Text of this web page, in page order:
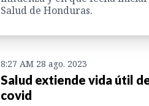
Salud de Honduras.
8:27 AM 28 ago. 2023
Salud extiende vida útil
covid